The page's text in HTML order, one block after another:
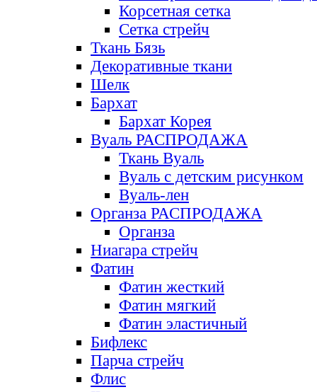
Корсетная сетка
Сетка стрейч
Ткань Бязь
Декоративные ткани
Шелк
Бархат
Бархат Корея
Вуаль РАСПРОДАЖА
Ткань Вуаль
Вуаль с детским рисунком
Вуаль-лен
Органза РАСПРОДАЖА
Органза
Ниагара стрейч
Фатин
Фатин жесткий
Фатин мягкий
Фатин элаcтичный
Бифлекс
Парча стрейч
Флис